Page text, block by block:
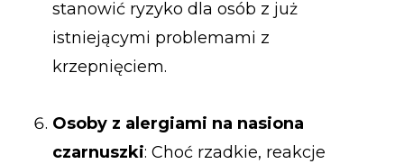
stanowić ryzyko dla osób z już
istniejącymi problemami z
krzepnięciem.
Osoby z alergiami na nasiona
czarnuszki: Choć rzadkie, reakcje